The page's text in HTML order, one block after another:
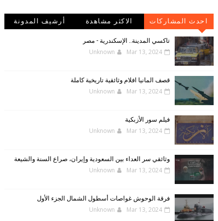
احدث المشاركات الاكثر مشاهدة
أرشيف المدونة
تاكسي المدينة.. الإسكندرية - مصر
Unknown Mar 13, 2024
قصف المانيا افلام وثائقية تاريخية كاملة
Unknown Mar 13, 2024
فيلم سور الأزبكية
Unknown Mar 13, 2024
وثائقي سر العداء بين السعودية وإيران، صراع السنة والشيعة
Unknown Mar 13, 2024
فرقة الوحوش غواصات أسطول الشمال الجزء الأول
Unknown Mar 13, 2024